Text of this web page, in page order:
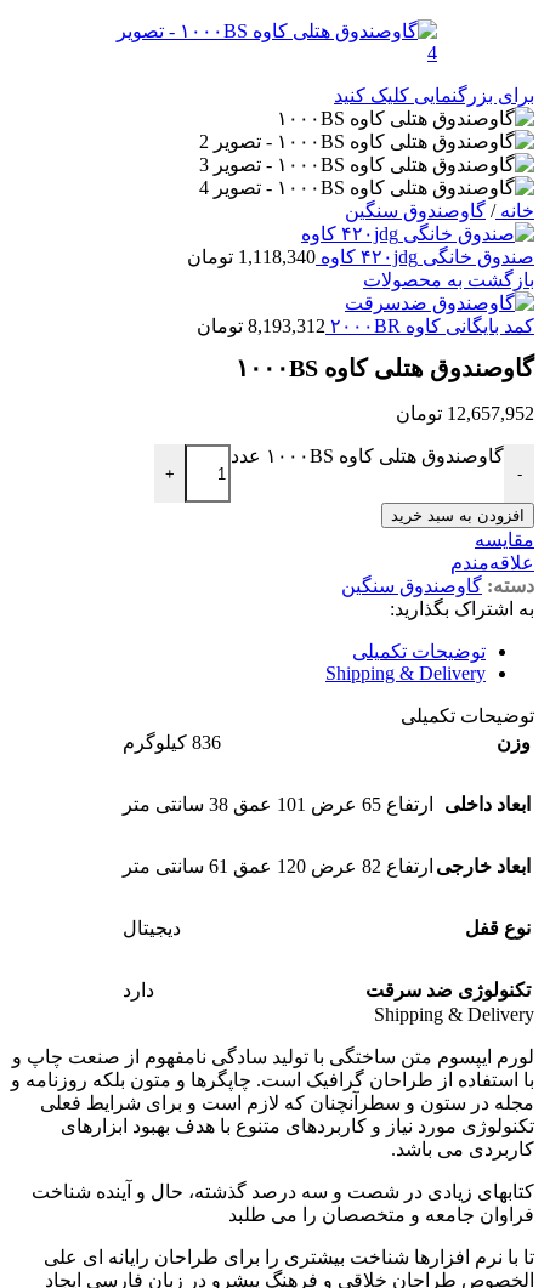
برای بزرگنمایی کلیک کنید
خانه/ گاوصندوق سنگین
صندوق خانگی ۴۲۰jdg کاوه 1,118,340 تومان
بازگشت به محصولات
کمد بایگانی کاوه ۲۰۰۰BR 8,193,312 تومان
گاوصندوق هتلی کاوه ۱۰۰۰BS
12,657,952 تومان
-
گاوصندوق هتلی کاوه ۱۰۰۰BS عدد
+
افزودن به سبد خرید
مقایسه
علاقه‌مندم
دسته: گاوصندوق سنگین
به اشتراک بگذارید:
توضیحات تکمیلی
Shipping & Delivery
توضیحات تکمیلی
وزن
836 کیلوگرم
ابعاد داخلی ارتفاع 65 عرض 101 عمق 38 سانتی متر
ابعاد خارجی ارتفاع 82 عرض 120 عمق 61 سانتی متر
نوع قفل دیجیتال
تکنولوژی ضد سرقت
دارد
Shipping & Delivery
لورم ایپسوم متن ساختگی با تولید سادگی نامفهوم از صنعت چاپ و
با استفاده از طراحان گرافیک است. چاپگرها و متون بلکه روزنامه و
مجله در ستون و سطرآنچنان که لازم است و برای شرایط فعلی
تکنولوژی مورد نیاز و کاربردهای متنوع با هدف بهبود ابزارهای
کاربردی می باشد.
کتابهای زیادی در شصت و سه درصد گذشته، حال و آینده شناخت
فراوان جامعه و متخصصان را می طلبد
تا با نرم افزارها شناخت بیشتری را برای طراحان رایانه ای علی
الخصوص طراحان خلاقی و فرهنگ پیشرو در زبان فارسی ایجاد